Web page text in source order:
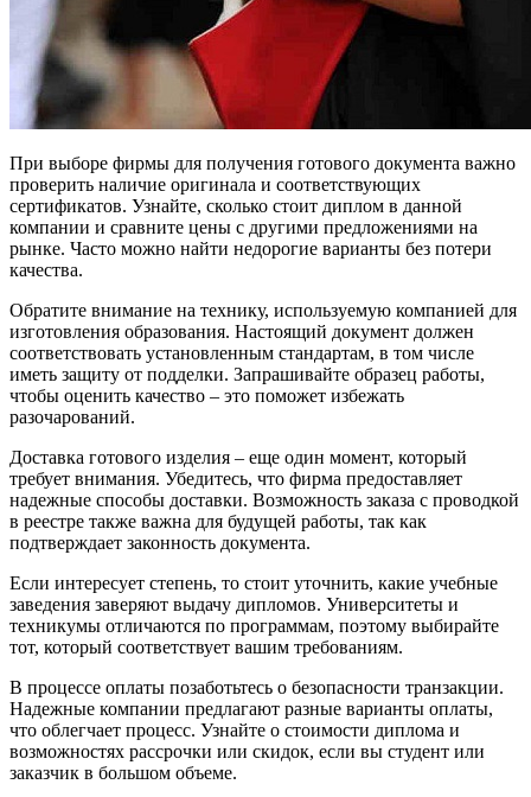
При выборе фирмы для получения готового документа важно
проверить наличие оригинала и соответствующих
сертификатов. Узнайте, сколько стоит диплом в данной
компании и сравните цены с другими предложениями на
рынке. Часто можно найти недорогие варианты без потери
качества.
Обратите внимание на технику, используемую компанией для
изготовления образования. Настоящий документ должен
соответствовать установленным стандартам, в том числе
иметь защиту от подделки. Запрашивайте образец работы,
чтобы оценить качество – это поможет избежать
разочарований.
Доставка готового изделия – еще один момент, который
требует внимания. Убедитесь, что фирма предоставляет
надежные способы доставки. Возможность заказа с проводкой
в реестре также важна для будущей работы, так как
подтверждает законность документа.
Если интересует степень, то стоит уточнить, какие учебные
заведения заверяют выдачу дипломов. Университеты и
техникумы отличаются по программам, поэтому выбирайте
тот, который соответствует вашим требованиям.
В процессе оплаты позаботьтесь о безопасности транзакции.
Надежные компании предлагают разные варианты оплаты,
что облегчает процесс. Узнайте о стоимости диплома и
возможностях рассрочки или скидок, если вы студент или
заказчик в большом объеме.